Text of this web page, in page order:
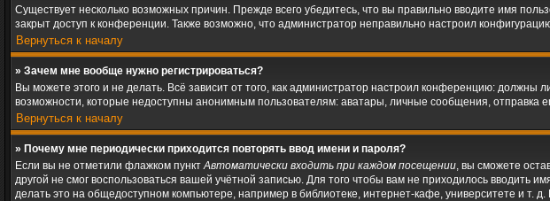
Существует несколько возможных причин. Прежде всего убедитесь, что вы правильно вводите имя
закрыт доступ к конференции. Также возможно, что администратор неправильно настроил
Вернуться к началу
» Зачем мне вообще нужно регистрироваться?
Вы можете этого и не делать. Всё зависит от того, как администратор настроил конференцию:
возможности, которые недоступны анонимным пользователям: аватары, личные сообщения, отправка
Вернуться к началу
» Почему мне периодически приходится повторять ввод имени и пароля?
Если вы не отметили флажком пунктАвтоматически входить при каждом посещении, вы сможете
другой не смог воспользоваться вашей учётной записью. Для того чтобы вам не приходилось
делать это на общедоступном компьютере, например в библиотеке, интернет-кафе, университете и т. д.